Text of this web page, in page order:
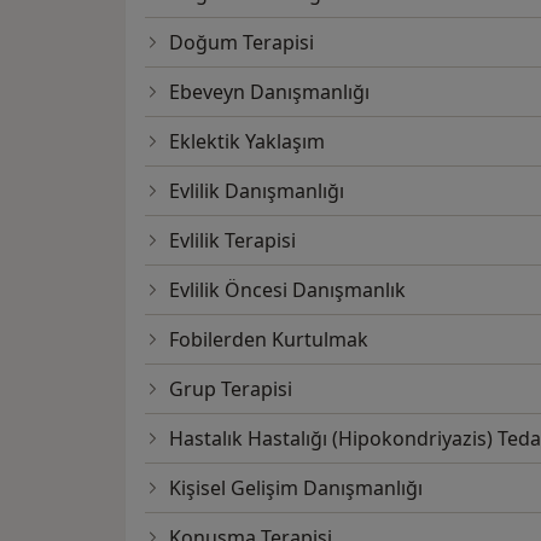
Doğum Terapisi
Ebeveyn Danışmanlığı
Eklektik Yaklaşım
Evlilik Danışmanlığı
Evlilik Terapisi
Evlilik Öncesi Danışmanlık
Fobilerden Kurtulmak
Grup Terapisi
Hastalık Hastalığı (Hipokondriyazis)
Kişisel Gelişim Danışmanlığı